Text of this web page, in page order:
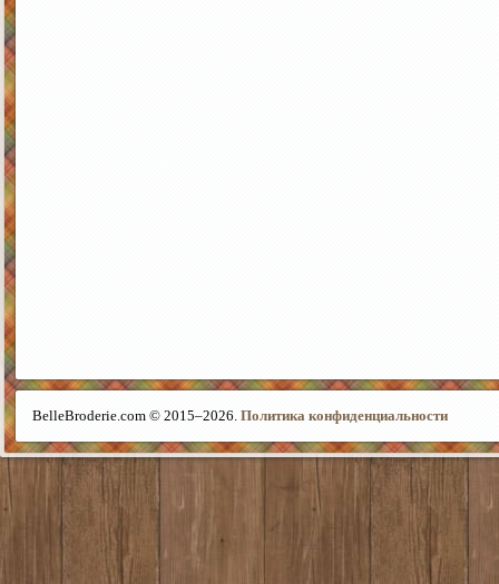
BelleBroderie.com © 2015–2026. Политика конфиденциальности